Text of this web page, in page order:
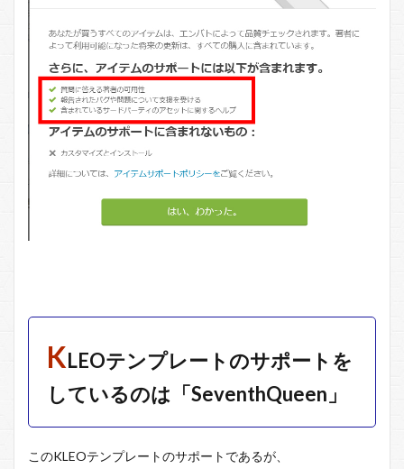
KLEOテンプレートのサポートを
しているのは「SeventhQueen」
このKLEOテンプレートのサポートであるが、